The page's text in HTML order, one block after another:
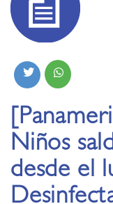
Niños
desde el